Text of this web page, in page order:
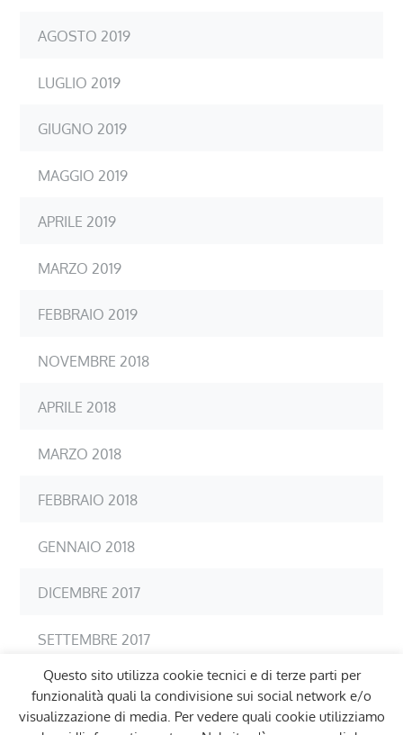
AGOSTO 2019
LUGLIO 2019
GIUGNO 2019
MAGGIO 2019
APRILE 2019
MARZO 2019
FEBBRAIO 2019
NOVEMBRE 2018
APRILE 2018
MARZO 2018
FEBBRAIO 2018
GENNAIO 2018
DICEMBRE 2017
SETTEMBRE 2017
LUGLIO 2017
Questo sito utilizza cookie tecnici e di terze parti per
funzionalità quali la condivisione sui social network e/o
visualizzazione di media. Per vedere quali cookie utilizziamo